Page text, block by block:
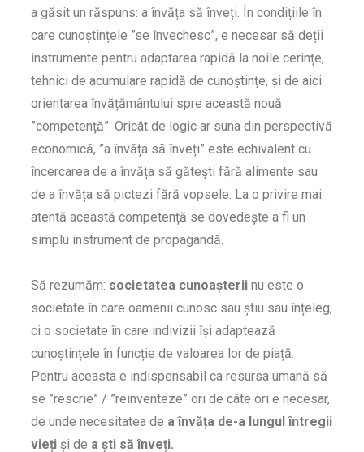
a găsit un răspuns: a învăța să înveți. În condițiile în
care cunoștințele ”se învechesc”, e necesar să deții
instrumente pentru adaptarea rapidă la noile cerințe,
tehnici de acumulare rapidă de cunoștințe, și de aici
orientarea învățământului spre această nouă
”competență”. Oricât de logic ar suna din perspectivă
economică, ”a învăța să înveți” este echivalent cu
încercarea de a învăța să gătești fără alimente sau
de a învăța să pictezi fără vopsele. La o privire mai
atentă această competență se dovedește a fi un
simplu instrument de propagandă.
Să rezumăm: societatea cunoașterii nu este o
societate în care oamenii cunosc sau știu sau înțeleg,
ci o societate în care indivizii își adaptează
cunoștințele în funcție de valoarea lor de piață.
Pentru aceasta e indispensabil ca resursa umană să
se ”rescrie” / ”reinventeze” ori de câte ori e necesar,
de unde necesitatea de a învăța de-a lungul întregii
vieți și de a ști să înveți.